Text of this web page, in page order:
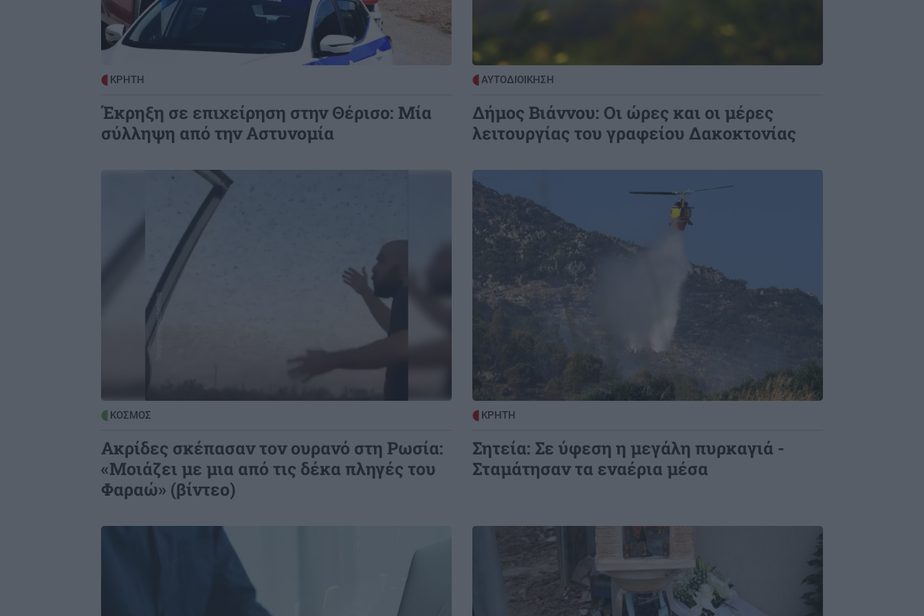
μέσα σε λίγες ώρες...
09:09
ΚΡΗΤΗ
Αμμουδάρα: Τα γενέθλια που έγιναν
μνημόσυνο – "Λύγισαν και οι πέτρες"
του Europa League
ΕΛΛΑΔΑ
Marfin: Έρχεται στην Ελλάδα η
46χρονη που συνελήφθη στο Λονδίνο
ΚΡΗΤΗ
Έκρηξη σε επιχείρηση στην Θέρισο: Μία
σύλληψη από την Αστυνομία
ΑΥΤΟΔΙΟΙΚΗΣΗ
Δήμος Βιάννου: Οι ώρες και οι μέρες
λειτουργίας του γραφείου Δακοκτονίας
ΚΟΣΜΟΣ
Ακρίδες σκέπασαν τον ουρανό στη Ρωσία:
«Μοιάζει με μια από τις δέκα πληγές του
Φαραώ» (βίντεο)
Image
ΚΡΗΤΗ
Σητεία: Σε ύφεση η μεγάλη πυρκαγιά -
Σταμάτησαν τα εναέρια μέσα